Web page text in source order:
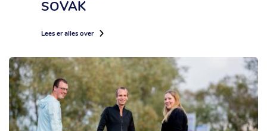
SOVAK
Lees er alles over